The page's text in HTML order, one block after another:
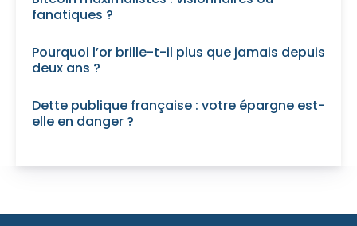
fanatiques ?
Pourquoi l’or brille-t-il plus que jamais depuis
deux ans ?
Dette publique française : votre épargne est-
elle en danger ?